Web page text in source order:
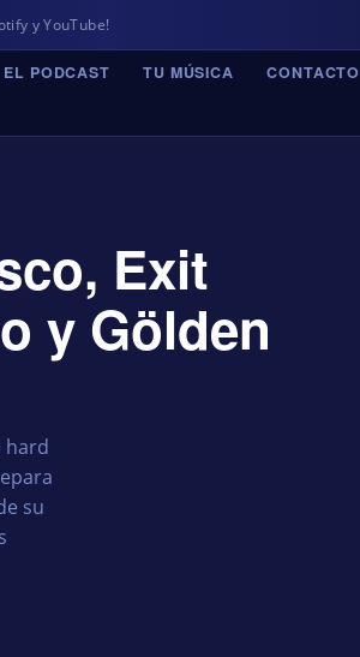
EL PODCAST TU MÚSICA CONTACTO
Exit
y Gölden
hard
su